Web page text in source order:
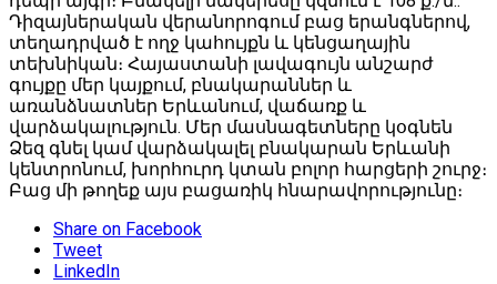
Դիզայներական վերանորոգում բաց երանգներով,
տեղադրված է ողջ կահույքն և կենցաղային
տեխնիկան։ Հայաստանի լավագույն անշարժ
գույքը մեր կայքում, բնակարաններ և
առանձնատներ Երևանում, վաճառք և
վարձակալություն. Մեր մասնագետները կօգնեն
Ձեզ գնել կամ վարձակալել բնակարան Երևանի
կենտրոնում, խորհուրդ կտան բոլոր հարցերի շուրջ։
Բաց մի թողեք այս բացառիկ հնարավորությունը։
Share on Facebook
Tweet
LinkedIn